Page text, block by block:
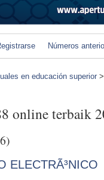
Números
en educación superior
online terbaik
ELECTRÃ³NICO